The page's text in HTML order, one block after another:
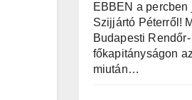
EBBEN a percben
Szijjártó Péterről!
Budapesti Rendőr-
főkapitányságon
miután…